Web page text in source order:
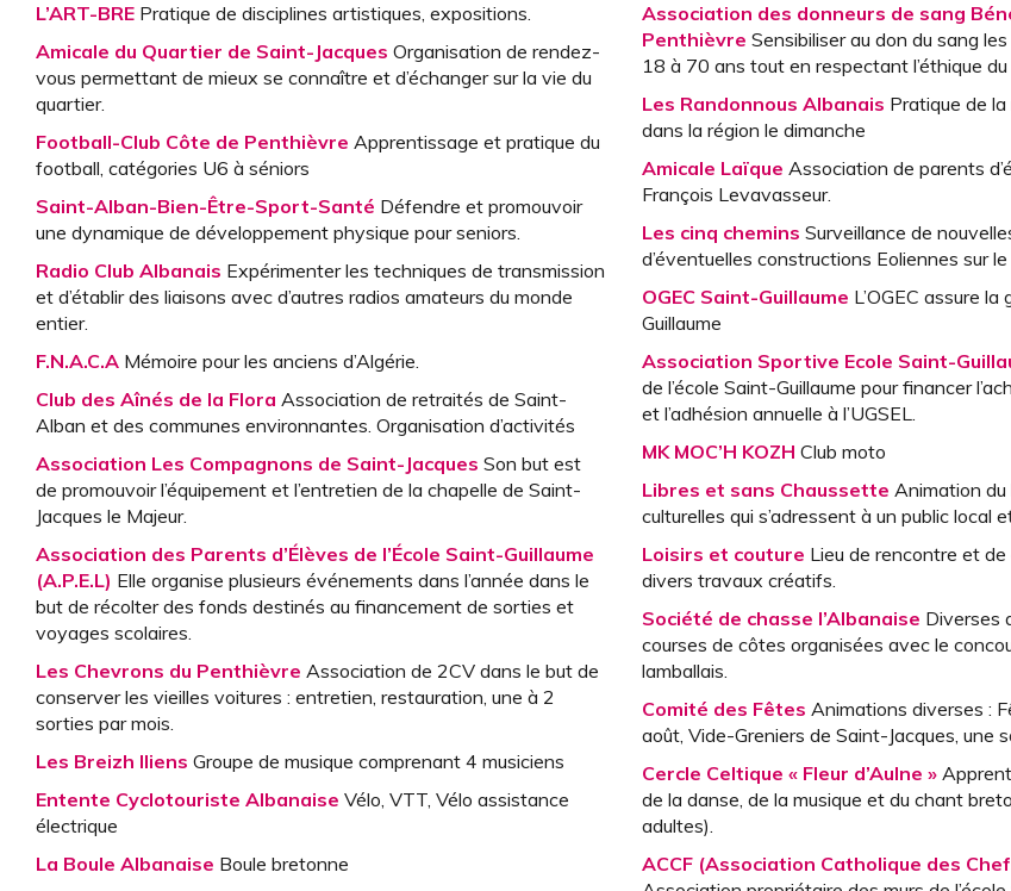
L’ART-BRE Pratique de disciplines artistiques, expositions.
Amicale du Quartier de Saint-Jacques Organisation de rendez-
vous permettant de mieux se connaître et d’échanger sur la vie du
quartier.
Football-Club Côte de Penthièvre Apprentissage et pratique du
football, catégories U6 à séniors
Saint-Alban-Bien-Être-Sport-Santé Défendre et promouvoir
une dynamique de développement physique pour seniors.
Radio Club Albanais Expérimenter les techniques de transmission
et d’établir des liaisons avec d’autres radios amateurs du monde
entier.
F.N.A.C.A Mémoire pour les anciens d’Algérie.
Club des Aînés de la Flora Association de retraités de Saint-
Alban et des communes environnantes. Organisation d’activités
Association Les Compagnons de Saint-Jacques Son but est
de promouvoir l’équipement et l’entretien de la chapelle de Saint-
Jacques le Majeur.
Association des Parents d’Élèves de l’École Saint-Guillaume
(A.P.E.L) Elle organise plusieurs événements dans l’année dans le
but de récolter des fonds destinés au financement de sorties et
voyages scolaires.
Les Chevrons du Penthièvre Association de 2CV dans le but de
conserver les vieilles voitures : entretien, restauration, une à 2
sorties par mois.
Les Breizh Iliens Groupe de musique comprenant 4 musiciens
Entente Cyclotouriste Albanaise Vélo, VTT, Vélo assistance
électrique
La Boule Albanaise Boule bretonne
Association des donneurs de sang
Penthièvre Sensibiliser au don du sang
18 à 70 ans tout en respectant l’éthique
Les Randonnous Albanais Pratique de
dans la région le dimanche
Amicale Laïque Association de parents
François Levavasseur.
Les cinq chemins Surveillance de
d’éventuelles constructions Eoliennes sur
OGEC Saint-Guillaume L’OGEC assure
Guillaume
Association Sportive Ecole Saint-
de l’école Saint-Guillaume pour financer
et l’adhésion annuelle à l’UGSEL.
MK MOC’H KOZH Club moto
Libres et sans Chaussette Animation du
culturelles qui s’adressent à un public local
Loisirs et couture Lieu de rencontre et
divers travaux créatifs.
Société de chasse l’Albanaise Diverses
courses de côtes organisées avec le
lamballais.
Comité des Fêtes Animations diverses :
août, Vide-Greniers de Saint-Jacques, une
Cercle Celtique « Fleur d’Aulne »
de la danse, de la musique et du chant
adultes).
ACCF (Association Catholique des